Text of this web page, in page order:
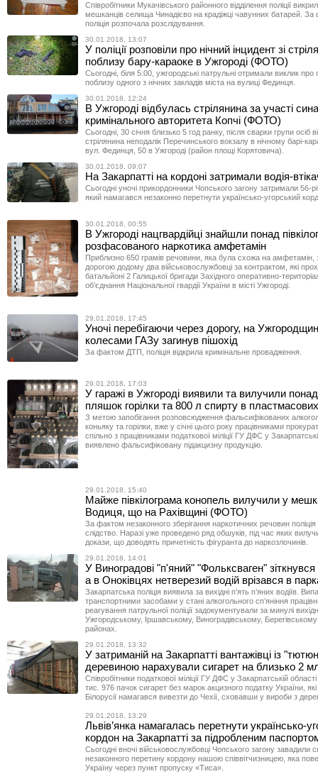
Співробітники Мукачівського районного відділення поліції
мешканців селища Чинадієво на крадіжці чавунних батарей.
поліція розпочала розслідування.
30.01.2018, 13:07
У поліції розповіли про нічний інцидент зі
поблизу бару-караоке в Ужгороді (ФОТО)
Сьогодні, біля 5:00, ужгородські патрульні отримали виклик про
поблизу одного з нічних закладів міста на вулиці Фединця.
30.01.2018, 12:24
В Ужгороді відбулась стрілянина за участі сина
кримінального авторитета Копчі (ФОТО)
Сьогодні, 30 січня близько 5 год ранку, після сварки групи осіб
стрілянина неподалік Перечинського вокзалу в нічному барі-
вул. Фединця, 50 в Ужгороді (район площі Корятовича).
30.01.2018, 09:07
На Закарпатті на кордоні затримали водія-
Сьогодні уночі прикордонники Чопського загону затримали 56-
який намагався незаконно перетнути українсько-угорський
30.01.2018, 00:55
В Ужгороді нацгвардійці знайшли понад
розфасованого наркотика амфетамін
Приблизно 650 грамів речовини, яка була схожа на амфетамін,
дорогою додому два військовослужбовці за контрактом, які
батальйоні 2 Галицької бригади Західного оперативно-
об’єднання Національної гвардії України в місті Ужгороді.
29.01.2018, 17:45
Уночі перебігаючи через дорогу, на
колесами ГАЗу загинув пішохід
За фактом ДТП, поліція відкрила кримінальне провадження.
29.01.2018, 17:03
У гаражі в Ужгороді виявили та вилучили понад
пляшок горілки та 800 л спирту в
З метою запобігання розповсюдження фальсифікованих
коньяку та горілки, вже у січні цього року працівниками
спільно з працівниками податкової міліції ГУ ДФС у
виявлено фальсифіковану підакцизну продукцію.
29.01.2018, 15:40
Майже півкілограма конопель вилучили у
Водиця, що на Рахівщині (ФОТО)
За фактом незаконного зберігання наркотичних речовин
слідство. Наразі уже проведено ряд обшуків, під час яких
докази, що доводять причетність фігуранта до наркозлочинів.
29.01.2018, 14:01
У Виноградові "п'яний" "Фольксваген"
а в Оноківцях нетверезий водій врізався в
Закарпатська поліція виявила за вихідні п’ять п’яних водіїв.
транспортними засобами у стані алкогольного сп’яніння
реагування патрульної поліції задокументували за минулі
Ужгородському, Іршавському, Виноградівському,
районах.
29.01.2018, 13:32
У затриманій на Закарпатті вантажівці із
деревиною нарахували сигарет на близько 2
Співробітники податкової міліції ГУ ДФС у Закарпатській
тис. 976 пачок сигарет без марок акцизного податку України,
Білорусії намагався вивезти до Чехії, сховавши у вироби з
29.01.2018, 13:29
Львів’янка намагалась перетнути українсько-
кордон на Закарпатті за підробленим
Сьогодні вночі військовослужбовці Чопського загону завадили
незаконного перетину кордону нашою співвітчизницею, яка
Україну через пункт пропуску «Тиса».